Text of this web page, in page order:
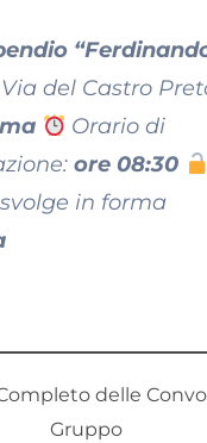
del Castro
Orario di
ore 08:30
in forma
delle
Gruppo